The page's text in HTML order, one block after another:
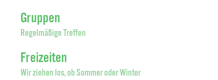
Gruppen
Regelmäßige Treffen
Freizeiten
Wir ziehen los, ob Sommer oder Winter